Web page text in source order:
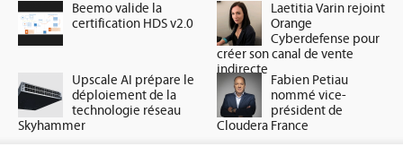
Beemo valide la
certification HDS v2.0
Laetitia Varin rejoint
Orange
Cyberdefense pour
créer son canal de vente
indirecte
Upscale AI prépare le
déploiement de la
technologie réseau
Skyhammer
Fabien Petiau
nommé vice-
président de
Cloudera France